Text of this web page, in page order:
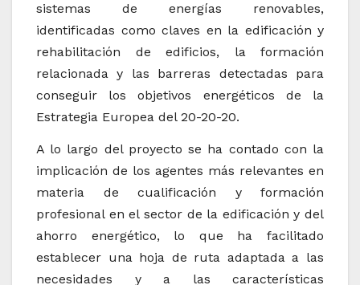
sistemas de energías renovables,
identificadas como claves en la edificación y
rehabilitación de edificios, la formación
relacionada y las barreras detectadas para
conseguir los objetivos energéticos de la
Estrategia Europea del 20-20-20.
A lo largo del proyecto se ha contado con la
implicación de los agentes más relevantes en
materia de cualificación y formación
profesional en el sector de la edificación y del
ahorro energético, lo que ha facilitado
establecer una hoja de ruta adaptada a las
necesidades y a las características